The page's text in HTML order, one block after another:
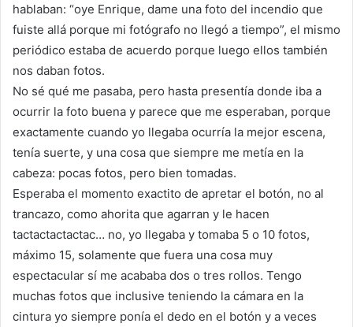
hablaban: “oye Enrique, dame una foto del incendio que
fuiste allá porque mi fotógrafo no llegó a tiempo”, el mismo
periódico estaba de acuerdo porque luego ellos también
nos daban fotos.
No sé qué me pasaba, pero hasta presentía donde iba a
ocurrir la foto buena y parece que me esperaban, porque
exactamente cuando yo llegaba ocurría la mejor escena,
tenía suerte, y una cosa que siempre me metía en la
cabeza: pocas fotos, pero bien tomadas.
Esperaba el momento exactito de apretar el botón, no al
trancazo, como ahorita que agarran y le hacen
tactactactactac… no, yo llegaba y tomaba 5 o 10 fotos,
máximo 15, solamente que fuera una cosa muy
espectacular sí me acababa dos o tres rollos. Tengo
muchas fotos que inclusive teniendo la cámara en la
cintura yo siempre ponía el dedo en el botón y a veces